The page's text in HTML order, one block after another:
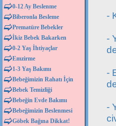
0-12 Ay Beslenme
Biberonla Besleme
Prematüre Bebekler
İkiz Bebek Bakarken
0-2 Yaş İhtiyaçlar
Emzirme
1-3 Yaş Bakımı
Bebeğimizin Rahatı İçin
Bebek Temizliği
Bebeğin Evde Bakımı
Bebeğimizin Beslenmesi
Göbek Bağına Dikkat!
-
-
-
-